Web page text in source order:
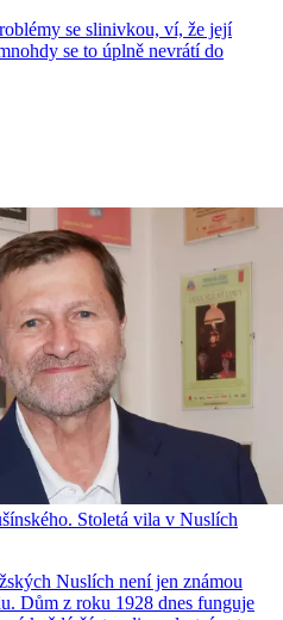
se slinivkou, ví, že její
se to úplně nevrátí do
Stoletá vila v Nuslích
Nuslích není jen známou
Dům z roku 1928 dnes funguje